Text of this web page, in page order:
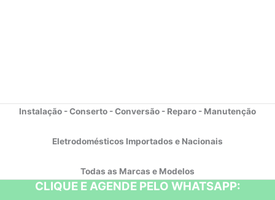
Instalação - Conserto - Conversão - Reparo - Manutenção
Eletrodomésticos Importados e Nacionais
Todas as Marcas e Modelos
CLIQUE E AGENDE PELO WHATSAPP: